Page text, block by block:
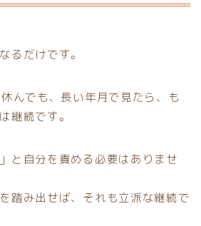
るだけです。
んでも、長い年月で見たら、も
継続です。
と自分を責める必要はありませ
踏み出せば、それも立派な継続で